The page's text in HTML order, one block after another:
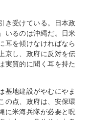
き受けている。日本政
いるのは沖縄だ。日米
耳を傾けなければなら
京し、政府に反対を伝
実質的に聞く耳を持た
基地建設がやむにやま
の点、政府は、安保環
に米海兵隊が必要と呪